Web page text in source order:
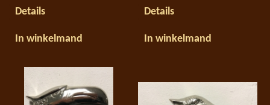
Details
In winkelmand
Details
In winkelmand